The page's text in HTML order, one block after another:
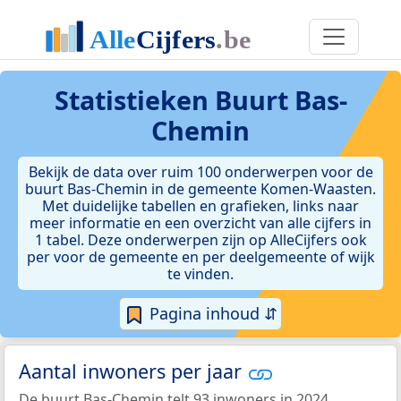
Statistieken Buurt Bas-
Chemin
Bekijk de data over ruim 100 onderwerpen voor de
buurt Bas-Chemin in de gemeente Komen-Waasten.
Met duidelijke tabellen en grafieken, links naar
meer informatie en een overzicht van alle cijfers in
1 tabel. Deze onderwerpen zijn op AlleCijfers ook
per voor de gemeente en per deelgemeente of wijk
te vinden.
Pagina inhoud ⇵
Aantal inwoners per jaar